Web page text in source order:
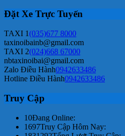
Đặt Xe Trực Tuyến
TAXI 1(035)677 8000
taxinoibainb@gmail.com
TAXI 2(024)668 67000
nbtaxinoibai@gmail.com
Zalo Điều Hành0942633486
Hotline Điều Hành0942633486
Truy Cập
10Đang Online:
1697Truy Cập Hôm Nay: